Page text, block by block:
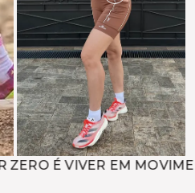
EM MOVIMENTO